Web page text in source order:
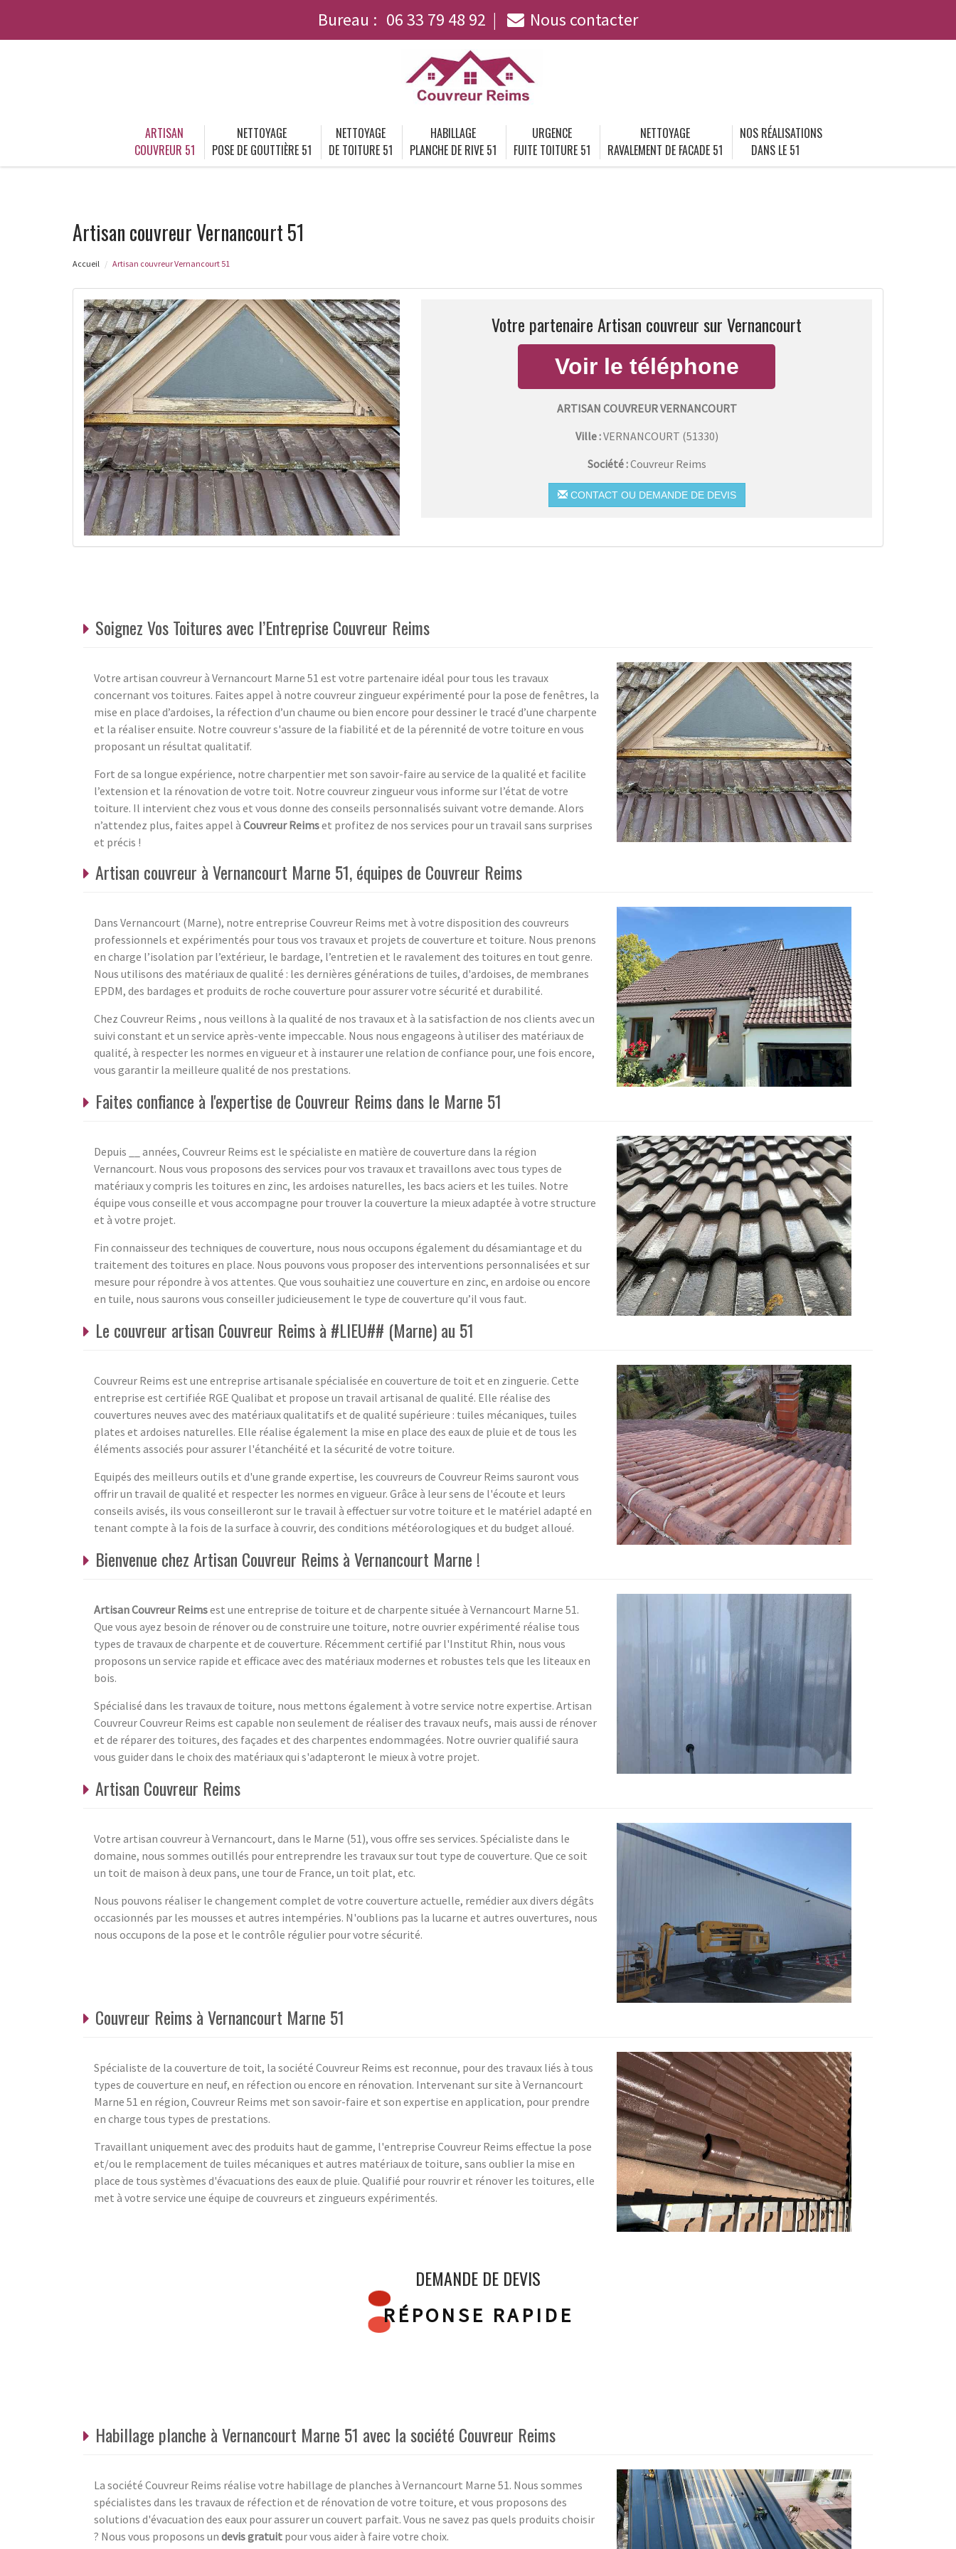
Bureau : 06 33 79 48 92 Nous contacter
ARTISAN
COUVREUR 51
NETTOYAGE
POSE DE GOUTTIÈRE 51
NETTOYAGE
DE TOITURE 51
HABILLAGE
PLANCHE DE RIVE 51
URGENCE
FUITE TOITURE 51
NETTOYAGE
RAVALEMENT DE FACADE 51
NOS RÉALISATIONS
DANS LE 51
Artisan couvreur Vernancourt 51
Accueil Artisan couvreur Vernancourt 51
Votre partenaire Artisan couvreur sur Vernancourt
ARTISAN COUVREUR VERNANCOURT
Ville :VERNANCOURT (51330)
Société :Couvreur Reims
CONTACT OU DEMANDE DE DEVIS
Soignez Vos Toitures avec l’Entreprise Couvreur Reims
Votre artisan couvreur à Vernancourt Marne 51 est votre partenaire idéal pour tous les travaux
concernant vos toitures. Faites appel à notre couvreur zingueur expérimenté pour la pose de fenêtres, la
mise en place d’ardoises, la réfection d’un chaume ou bien encore pour dessiner le tracé d’une charpente
et la réaliser ensuite. Notre couvreur s'assure de la fiabilité et de la pérennité de votre toiture en vous
proposant un résultat qualitatif.
Fort de sa longue expérience, notre charpentier met son savoir-faire au service de la qualité et facilite
l’extension et la rénovation de votre toit. Notre couvreur zingueur vous informe sur l’état de votre
toiture. Il intervient chez vous et vous donne des conseils personnalisés suivant votre demande. Alors
n’attendez plus, faites appel à Couvreur Reimset profitez de nos services pour un travail sans surprises
et précis !
Artisan couvreur à Vernancourt Marne 51, équipes de Couvreur Reims
Dans Vernancourt (Marne), notre entreprise Couvreur Reims met à votre disposition des couvreurs
professionnels et expérimentés pour tous vos travaux et projets de couverture et toiture. Nous prenons
en charge l’isolation par l’extérieur, le bardage, l’entretien et le ravalement des toitures en tout genre.
Nous utilisons des matériaux de qualité : les dernières générations de tuiles, d'ardoises, de membranes
EPDM, des bardages et produits de roche couverture pour assurer votre sécurité et durabilité.
Chez Couvreur Reims , nous veillons à la qualité de nos travaux et à la satisfaction de nos clients avec un
suivi constant et un service après-vente impeccable. Nous nous engageons à utiliser des matériaux de
qualité, à respecter les normes en vigueur et à instaurer une relation de confiance pour, une fois encore,
vous garantir la meilleure qualité de nos prestations.
Faites confiance à l'expertise de Couvreur Reims dans le Marne 51
Depuis __ années, Couvreur Reims est le spécialiste en matière de couverture dans la région
Vernancourt. Nous vous proposons des services pour vos travaux et travaillons avec tous types de
matériaux y compris les toitures en zinc, les ardoises naturelles, les bacs aciers et les tuiles. Notre
équipe vous conseille et vous accompagne pour trouver la couverture la mieux adaptée à votre structure
et à votre projet.
Fin connaisseur des techniques de couverture, nous nous occupons également du désamiantage et du
traitement des toitures en place. Nous pouvons vous proposer des interventions personnalisées et sur
mesure pour répondre à vos attentes. Que vous souhaitiez une couverture en zinc, en ardoise ou encore
en tuile, nous saurons vous conseiller judicieusement le type de couverture qu’il vous faut.
Le couvreur artisan Couvreur Reims à #LIEU## (Marne) au 51
Couvreur Reims est une entreprise artisanale spécialisée en couverture de toit et en zinguerie. Cette
entreprise est certifiée RGE Qualibat et propose un travail artisanal de qualité. Elle réalise des
couvertures neuves avec des matériaux qualitatifs et de qualité supérieure : tuiles mécaniques, tuiles
plates et ardoises naturelles. Elle réalise également la mise en place des eaux de pluie et de tous les
éléments associés pour assurer l'étanchéité et la sécurité de votre toiture.
Equipés des meilleurs outils et d'une grande expertise, les couvreurs de Couvreur Reims sauront vous
offrir un travail de qualité et respecter les normes en vigueur. Grâce à leur sens de l'écoute et leurs
conseils avisés, ils vous conseilleront sur le travail à effectuer sur votre toiture et le matériel adapté en
tenant compte à la fois de la surface à couvrir, des conditions météorologiques et du budget alloué.
Bienvenue chez Artisan Couvreur Reims à Vernancourt Marne !
Artisan Couvreur Reimsest une entreprise de toiture et de charpente située à Vernancourt Marne 51.
Que vous ayez besoin de rénover ou de construire une toiture, notre ouvrier expérimenté réalise tous
types de travaux de charpente et de couverture. Récemment certifié par l'Institut Rhin, nous vous
proposons un service rapide et efficace avec des matériaux modernes et robustes tels que les liteaux en
bois.
Spécialisé dans les travaux de toiture, nous mettons également à votre service notre expertise. Artisan
Couvreur Couvreur Reims est capable non seulement de réaliser des travaux neufs, mais aussi de rénover
et de réparer des toitures, des façades et des charpentes endommagées. Notre ouvrier qualifié saura
vous guider dans le choix des matériaux qui s'adapteront le mieux à votre projet.
Artisan Couvreur Reims
Votre artisan couvreur à Vernancourt, dans le Marne (51), vous offre ses services. Spécialiste dans le
domaine, nous sommes outillés pour entreprendre les travaux sur tout type de couverture. Que ce soit
un toit de maison à deux pans, une tour de France, un toit plat, etc.
Nous pouvons réaliser le changement complet de votre couverture actuelle, remédier aux divers dégâts
occasionnés par les mousses et autres intempéries. N'oublions pas la lucarne et autres ouvertures, nous
nous occupons de la pose et le contrôle régulier pour votre sécurité.
Couvreur Reims à Vernancourt Marne 51
Spécialiste de la couverture de toit, la société Couvreur Reims est reconnue, pour des travaux liés à tous
types de couverture en neuf, en réfection ou encore en rénovation. Intervenant sur site à Vernancourt
Marne 51 en région, Couvreur Reims met son savoir-faire et son expertise en application, pour prendre
en charge tous types de prestations.
Travaillant uniquement avec des produits haut de gamme, l'entreprise Couvreur Reims effectue la pose
et/ou le remplacement de tuiles mécaniques et autres matériaux de toiture, sans oublier la mise en
place de tous systèmes d'évacuations des eaux de pluie. Qualifié pour rouvrir et rénover les toitures, elle
met à votre service une équipe de couvreurs et zingueurs expérimentés.
DEMANDE DE DEVIS
RÉPONSE RAPIDE
Habillage planche à Vernancourt Marne 51 avec la société Couvreur Reims
La société Couvreur Reims réalise votre habillage de planches à Vernancourt Marne 51. Nous sommes
spécialistes dans les travaux de réfection et de rénovation de votre toiture, et vous proposons des
solutions d'évacuation des eaux pour assurer un couvert parfait. Vous ne savez pas quels produits choisir
? Nous vous proposons un devis gratuit pour vous aider à faire votre choix.